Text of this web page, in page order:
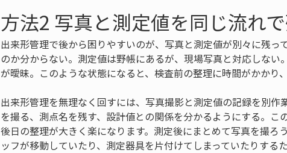
方法2 写真と測定値を同じ流れ
出来形管理で後から困りやすいのが、写真と測定値が別々に残っ
のか分からない。測定値は野帳にあるが、現場写真と対応しな
が曖昧。このような状態になると、検査前の整理に時間がかかり
出来形管理を無理なく回すには、写真撮影と測定値の記録を別作
を撮る、測点名を残す、設計値との関係を分かるようにする。こ
後日の整理が大きく楽になります。測定後にまとめて写真を撮ろ
ッフが移動していたり、測定器具を片付けてしまっていたりする